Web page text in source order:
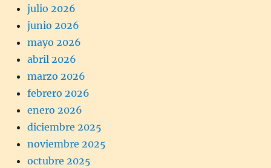
julio 2026
junio 2026
mayo 2026
abril 2026
marzo 2026
febrero 2026
enero 2026
diciembre 2025
noviembre 2025
octubre 2025